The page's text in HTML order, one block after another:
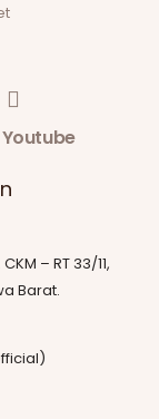
Youtube
– RT 33/11,
Barat.